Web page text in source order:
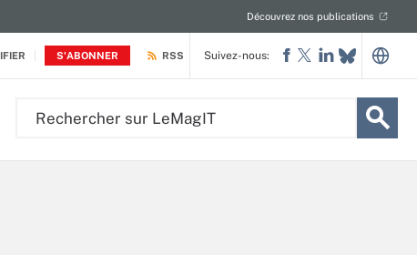
S'ABONNER
Découvrez nos publications
RSS Suivez-nous: